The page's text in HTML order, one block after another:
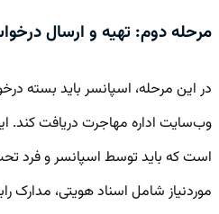
مرحله دوم: تهیه و ارسال
در این مرحله، اسپانسر باید بسته
وب‌سایت اداره مهاجرت دریافت کند.
است که باید توسط اسپانسر و فرد
موردنیاز شامل اسناد هویتی، مدارک